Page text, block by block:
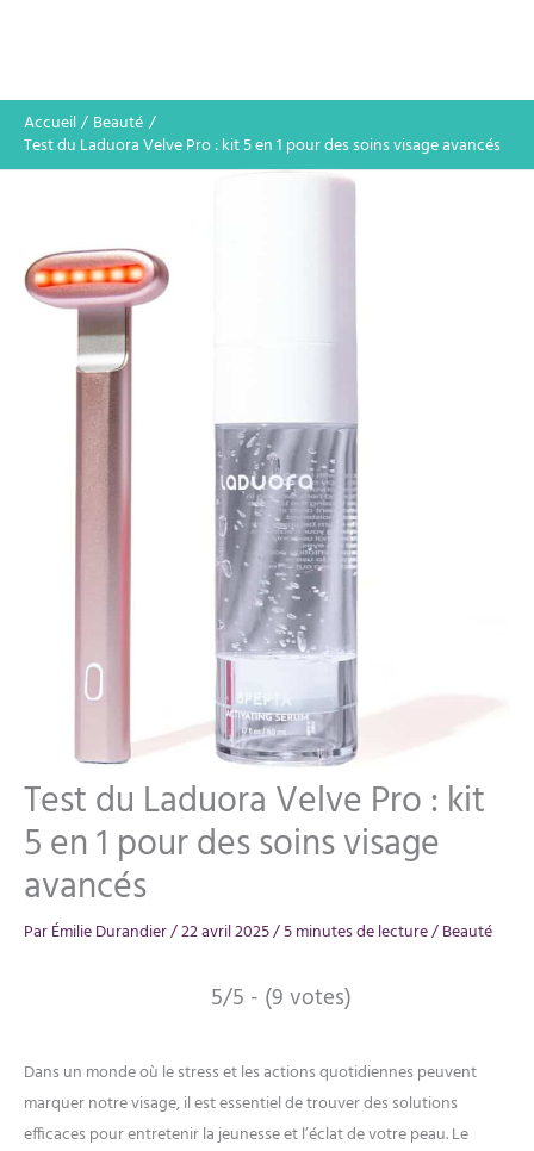
Accueil
Beauté
Test du Laduora Velve Pro : kit 5 en 1 pour des soins visage avancés
Test du Laduora Velve Pro : kit
5 en 1 pour des soins visage
avancés
ParÉmilie Durandier/22 avril 2025/5 minutes de lecture/Beauté
5/5 - (9 votes)
Dans un monde où le stress et les actions quotidiennes peuvent
marquer notre visage, il est essentiel de trouver des solutions
efficaces pour entretenir la jeunesse et l’éclat de votre peau. Le